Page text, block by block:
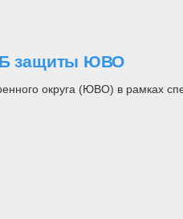
защиты ЮВО
округа (ЮВО) в рамках